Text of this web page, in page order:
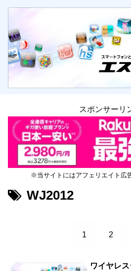
スポンサーリ
※当サイトにはアフェリエイト広
WJ2012
1 2
ワイヤレ